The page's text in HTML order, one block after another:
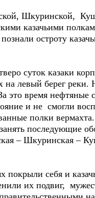
Шкуринской,
казачьими
остроту
суток казаки
левый берег реки.
это время
и не смогли
полки
последующие
– Шкуринская –
покрыли себя и
их подвиг,